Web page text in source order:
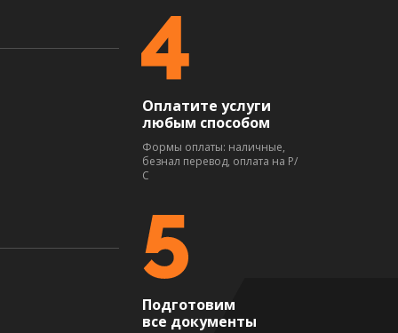
Оплатите услуги
любым способом
Формы оплаты: наличные,
безнал перевод, оплата на Р/
С
Подготовим
все документы